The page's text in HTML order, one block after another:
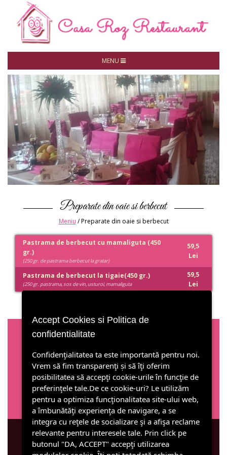
MENU
Preparate din oaie si berbecut
Meniu /Preparate din oaie si berbecut
Pastrama de berbecut cu mamaliguta (450
gr.)
(250 gr. de pastrama berbecut la gratar)
59,5
Lei
Pastrama de berbecut la tigaie(450 gr.)
(250 gr. pastrama, sos de vin, usturoi, mamaliguta
59,5
Lei
Urmăriţi-ne pe Facebook!
Accept Cookies si Politica de
confidentialitate
Confidenţialitatea ta este importantă pentru noi.
Vrem să fim transparenţi și să îţi oferim
posibilitatea să accepţi cookie-urile în funcţie de
preferinţele tale.De ce cookie-uri? Le utilizăm
pentru a optimiza funcţionalitatea site-ului web,
a îmbunătăţi experienţa de navigare, a se
integra cu reţele de socializare şi a afişa reclame
relevante pentru interesele tale. Prin click pe
butonul "DA, ACCEPT" accepţi utilizarea